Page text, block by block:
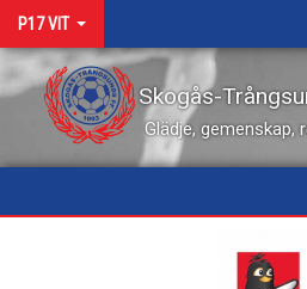
P17 VIT
Skogås-
Glädje, gemenskap,